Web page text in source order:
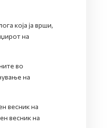
која ја врши,
на
во
на
весник на
весник на